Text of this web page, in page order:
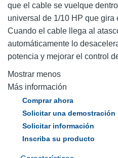
que el cable se vuelque
universal de 1/10 HP que gira
Cuando el cable llega al
automáticamente lo
potencia y mejorar el control
Mostrar menos
Más información
Comprar ahora
Solicitar una demostración
Solicitar información
Inscriba su producto